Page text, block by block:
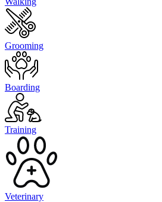
Grooming
Boarding
Training
Veterinary